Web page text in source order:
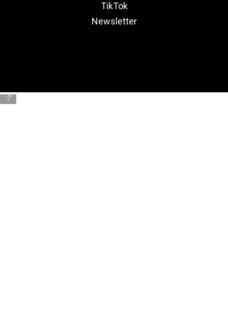
TikTok
Newsletter